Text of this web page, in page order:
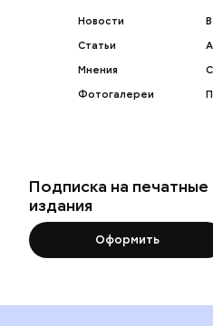
Новости
Статьи
Мнения
Фотогалереи
Подписка на печатные
издания
Оформить